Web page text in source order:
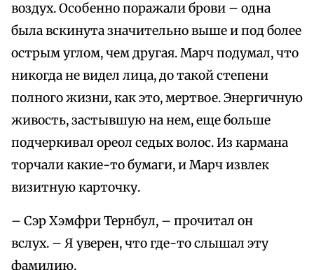
воздух. Особенно поражали брови – одна
была вскинута значительно выше и под более
острым углом, чем другая. Марч подумал, что
никогда не видел лица, до такой степени
полного жизни, как это, мертвое. Энергичную
живость, застывшую на нем, еще больше
подчеркивал ореол седых волос. Из кармана
торчали какие-то бумаги, и Марч извлек
визитную карточку.
– Сэр Хэмфри Тернбул, – прочитал он
вслух. – Я уверен, что где-то слышал эту
фамилию.